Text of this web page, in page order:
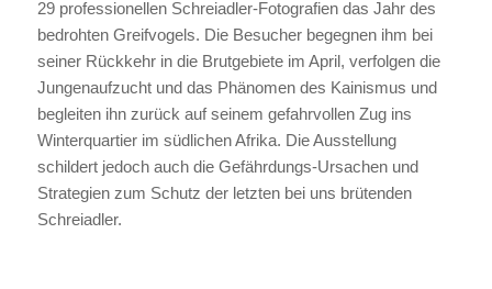
29 professionellen Schreiadler-Fotografien das Jahr des
bedrohten Greifvogels. Die Besucher begegnen ihm bei
seiner Rückkehr in die Brutgebiete im April, verfolgen die
Jungenaufzucht und das Phänomen des Kainismus und
begleiten ihn zurück auf seinem gefahrvollen Zug ins
Winterquartier im südlichen Afrika. Die Ausstellung
schildert jedoch auch die Gefährdungs-Ursachen und
Strategien zum Schutz der letzten bei uns brütenden
Schreiadler.